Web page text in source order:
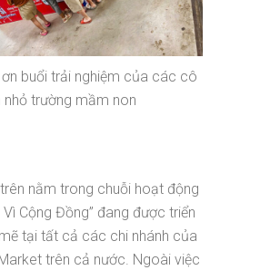
buổi trải nghiệm của các cô
trường mầm non
nằm trong chuỗi hoạt động
Vì Cộng Đồng” đang được triển
tại tất cả các chi nhánh của
trên cả nước. Ngoài việc